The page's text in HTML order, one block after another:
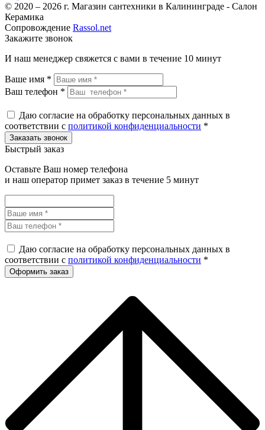
© 2020 – 2026 г. Магазин сантехники в Калининграде - Салон
Керамика
Сопровождение Rassol.net
Закажите звонок
И наш менеджер свяжется с вами в течение 10 минут
Ваше имя *
Ваш телефон *
Даю согласие на обработку персональных данных в
соответствии с политикой конфиденциальности *
Быстрый заказ
Оставьте Ваш номер телефона
и наш оператор примет заказ в течение 5 минут
Даю согласие на обработку персональных данных в
соответствии с политикой конфиденциальности *